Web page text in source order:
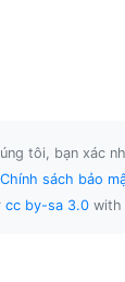
tôi, bạn xác
Chính sách bảo
cc by-sa 3.0 with